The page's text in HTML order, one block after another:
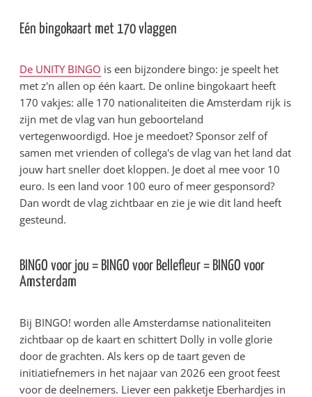
Eén bingokaart met 170 vlaggen
De UNITY BINGO is een bijzondere bingo: je speelt het
met z'n allen op één kaart. De online bingokaart heeft
170 vakjes: alle 170 nationaliteiten die Amsterdam rijk is
zijn met de vlag van hun geboorteland
vertegenwoordigd. Hoe je meedoet? Sponsor zelf of
samen met vrienden of collega's de vlag van het land dat
jouw hart sneller doet kloppen. Je doet al mee voor 10
euro. Is een land voor 100 euro of meer gesponsord?
Dan wordt de vlag zichtbaar en zie je wie dit land heeft
gesteund.
BINGO voor jou = BINGO voor Bellefleur = BINGO voor
Amsterdam
Bij BINGO! worden alle Amsterdamse nationaliteiten
zichtbaar op de kaart en schittert Dolly in volle glorie
door de grachten. Als kers op de taart geven de
initiatiefnemers in het najaar van 2026 een groot feest
voor de deelnemers. Liever een pakketje Eberhardjes in